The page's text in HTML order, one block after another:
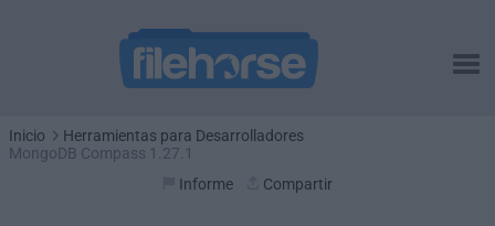
Inicio
Herramientas para Desarrolladores
MongoDB Compass 1.27.1
Informe
Compartir